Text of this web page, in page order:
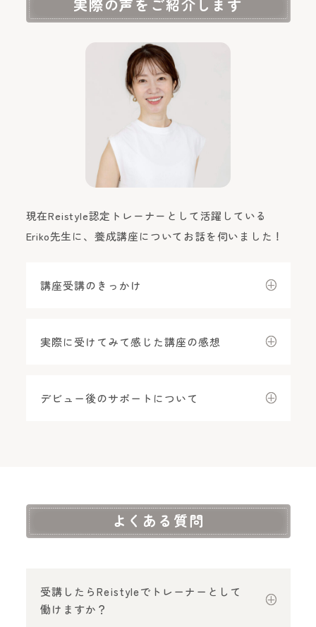
実際の声をご紹介します
現在Reistyle認定トレーナーとして活躍している
Eriko先生に、養成講座についてお話を伺いました！
講座受講のきっかけ
実際に受けてみて感じた講座の感想
デビュー後のサポートについて
よくある質問
受講したらReistyleでトレーナーとして
働けますか？